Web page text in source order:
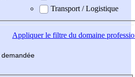
Transport / Logistique
Appliquerle filtre du domaine
demandée